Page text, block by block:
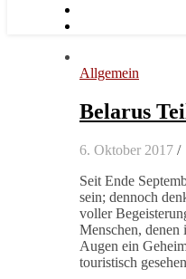
Allgemein
Belarus
6. Oktober 2017 /
Seit Ende
sein; dennoch
voller
Menschen, denen
Augen ein
touristisch